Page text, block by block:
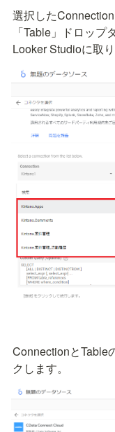
選択した
「Table」ドロップ
Looker Studioに取
ConnectionとTable
クします。